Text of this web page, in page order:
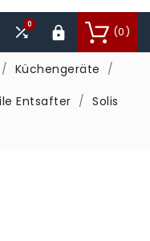
(0)

0
Küchengeräte
Entsafter
Solis